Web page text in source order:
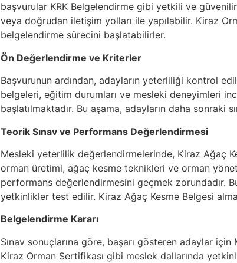
başvurular KRK Belgelendirme gibi yetkili ve
veya doğrudan iletişim yolları ile yapılabilir. Kiraz
belgelendirme sürecini başlatabilirler.
Ön Değerlendirme ve Kriterler
Başvurunun ardından, adayların yeterliliği kontrol
belgeleri, eğitim durumları ve mesleki deneyimleri
başlatılmaktadır. Bu aşama, adayların daha sonraki
Teorik Sınav ve Performans Değerlendirmesi
Mesleki yeterlilik değerlendirmelerinde, Kiraz Ağaç
orman üretimi, ağaç kesme teknikleri ve orman
performans değerlendirmesini geçmek zorundadır.
yetkinlikler test edilir. Kiraz Ağaç Kesme Belgesi
Belgelendirme Kararı
Sınav sonuçlarına göre, başarı gösteren adaylar
Kiraz Orman Sertifikası gibi meslek dallarında